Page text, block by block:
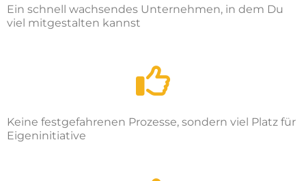
Ein schnell wachsendes Unternehmen, in dem Du
viel mitgestalten kannst
Keine festgefahrenen Prozesse, sondern viel Platz für
Eigeninitiative